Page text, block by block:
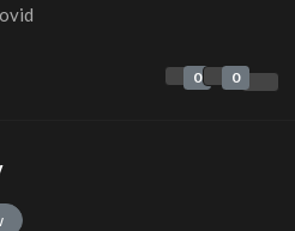
0 0